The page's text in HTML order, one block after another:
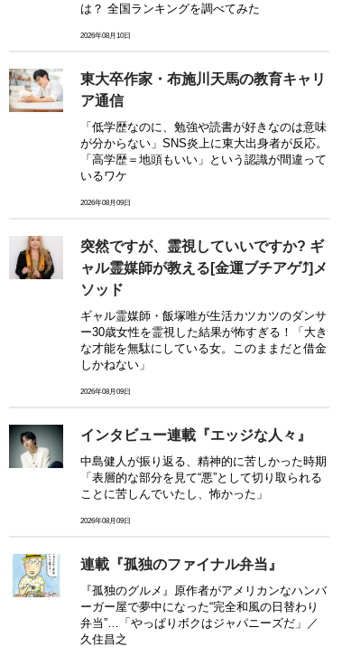
は？ 全国ランキングを調べてみた
2026年08月10日
東大卒作家・布施川天馬の教育キャリ
ア通信
「低学歴なのに、勉強や読書が好きなのは意味
が分からない」SNS炎上に東大出身者が反応。
「高学歴＝地頭もいい」という認識が間違って
いるワケ
2026年08月09日
突然ですが、霊視していいですか? ギ
ャル霊媒師が教える[金運ブチアゲ⤴]メ
ソッド
ギャル霊媒師・飯塚唯が生活カツカツのダンサ
ー30歳女性を霊視した結果が怖すぎる！「大き
な才能を無駄にしている女。このままだと借金
しかねない」
2026年08月09日
インタビュー連載『エッジな人々』
中島健人が振り返る、精神的に苦しかった時期
「表層的な部分を見て“悪”として切り取られる
ことに苦しんでいたし、怖かった」
2026年08月09日
連載『孤独のファイナル弁当』
『孤独のグルメ』原作者がアメリカンなハンバ
ーガー屋で夢中になった“完全和風の日替わり
弁当”…「やっぱりボクはジャパニーズだ」／
久住昌之